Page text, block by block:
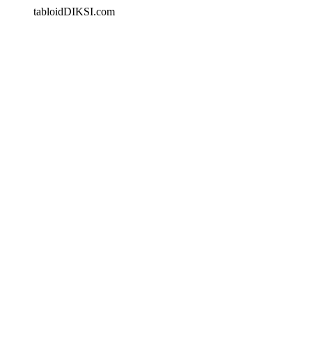
tabloidDIKSI.com